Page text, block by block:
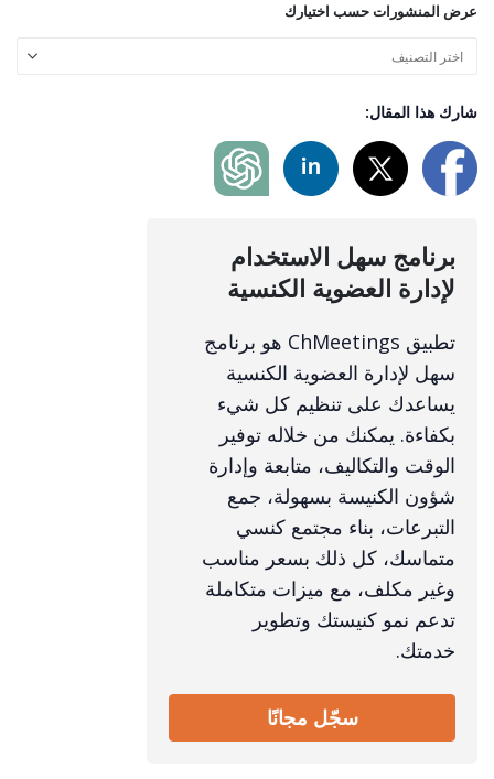
عرض المنشورات حسب اختيارك
شارك هذا المقال:
برنامج سهل الاستخدام
لإدارة العضوية الكنسية
تطبيق ChMeetings هو برنامج
سهل لإدارة العضوية الكنسية
يساعدك على تنظيم كل شيء
بكفاءة. يمكنك من خلاله توفير
الوقت والتكاليف، متابعة وإدارة
شؤون الكنيسة بسهولة، جمع
التبرعات، بناء مجتمع كنسي
متماسك، كل ذلك بسعر مناسب
وغير مكلف، مع ميزات متكاملة
تدعم نمو كنيستك وتطوير
خدمتك.
سجّل مجانًا